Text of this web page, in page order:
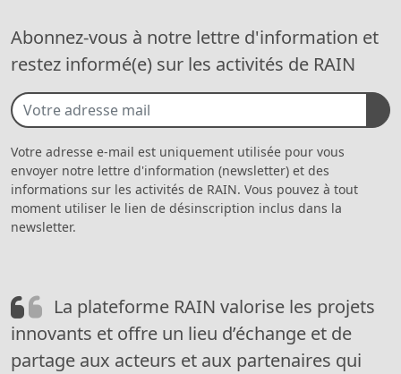
Abonnez-vous à notre lettre d'information et
restez informé(e) sur les activités de RAIN
Votre adresse e-mail est uniquement utilisée pour vous
envoyer notre lettre d'information (newsletter) et des
informations sur les activités de RAIN. Vous pouvez à tout
moment utiliser le lien de désinscription inclus dans la
newsletter.
La plateforme RAIN valorise les projets
innovants et offre un lieu d’échange et de
partage aux acteurs et aux partenaires qui